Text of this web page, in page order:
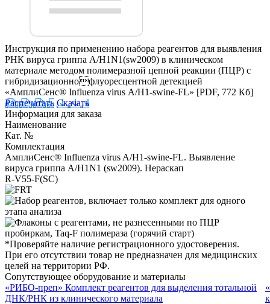
Инструкция по применению набора реагентов для выявления
РНК вируса гриппа А/H1N1(sw2009) в клиническом
материале методом полимеразной цепной реакции (ПЦР) с
гибридизационнофлуоресцентной детекцией
«АмплиСенс® Influenza virus А/H1-swine-FL» [PDF, 772 Кб]
Распечатать Скачать
Информация для заказа
Наименование
Кат. №
Комплектация
АмплиСенс® Influenza virus A/H1-swine-FL. Выявление
вируса гриппа A/H1N1 (sw2009). Нераскап
R-V55-F(SC)
*Проверяйте наличие регистрационного удостоверения.
При его отсутствии товар не предназначен для медицинских
целей на территории РФ.
Сопутствующее оборудование и материалы
«РИБО-преп» Комплект реагентов для выделения тотальной
ДНК/РНК из клинического материала